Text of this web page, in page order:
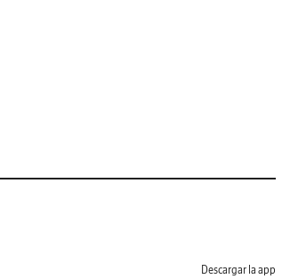
Descargar la app